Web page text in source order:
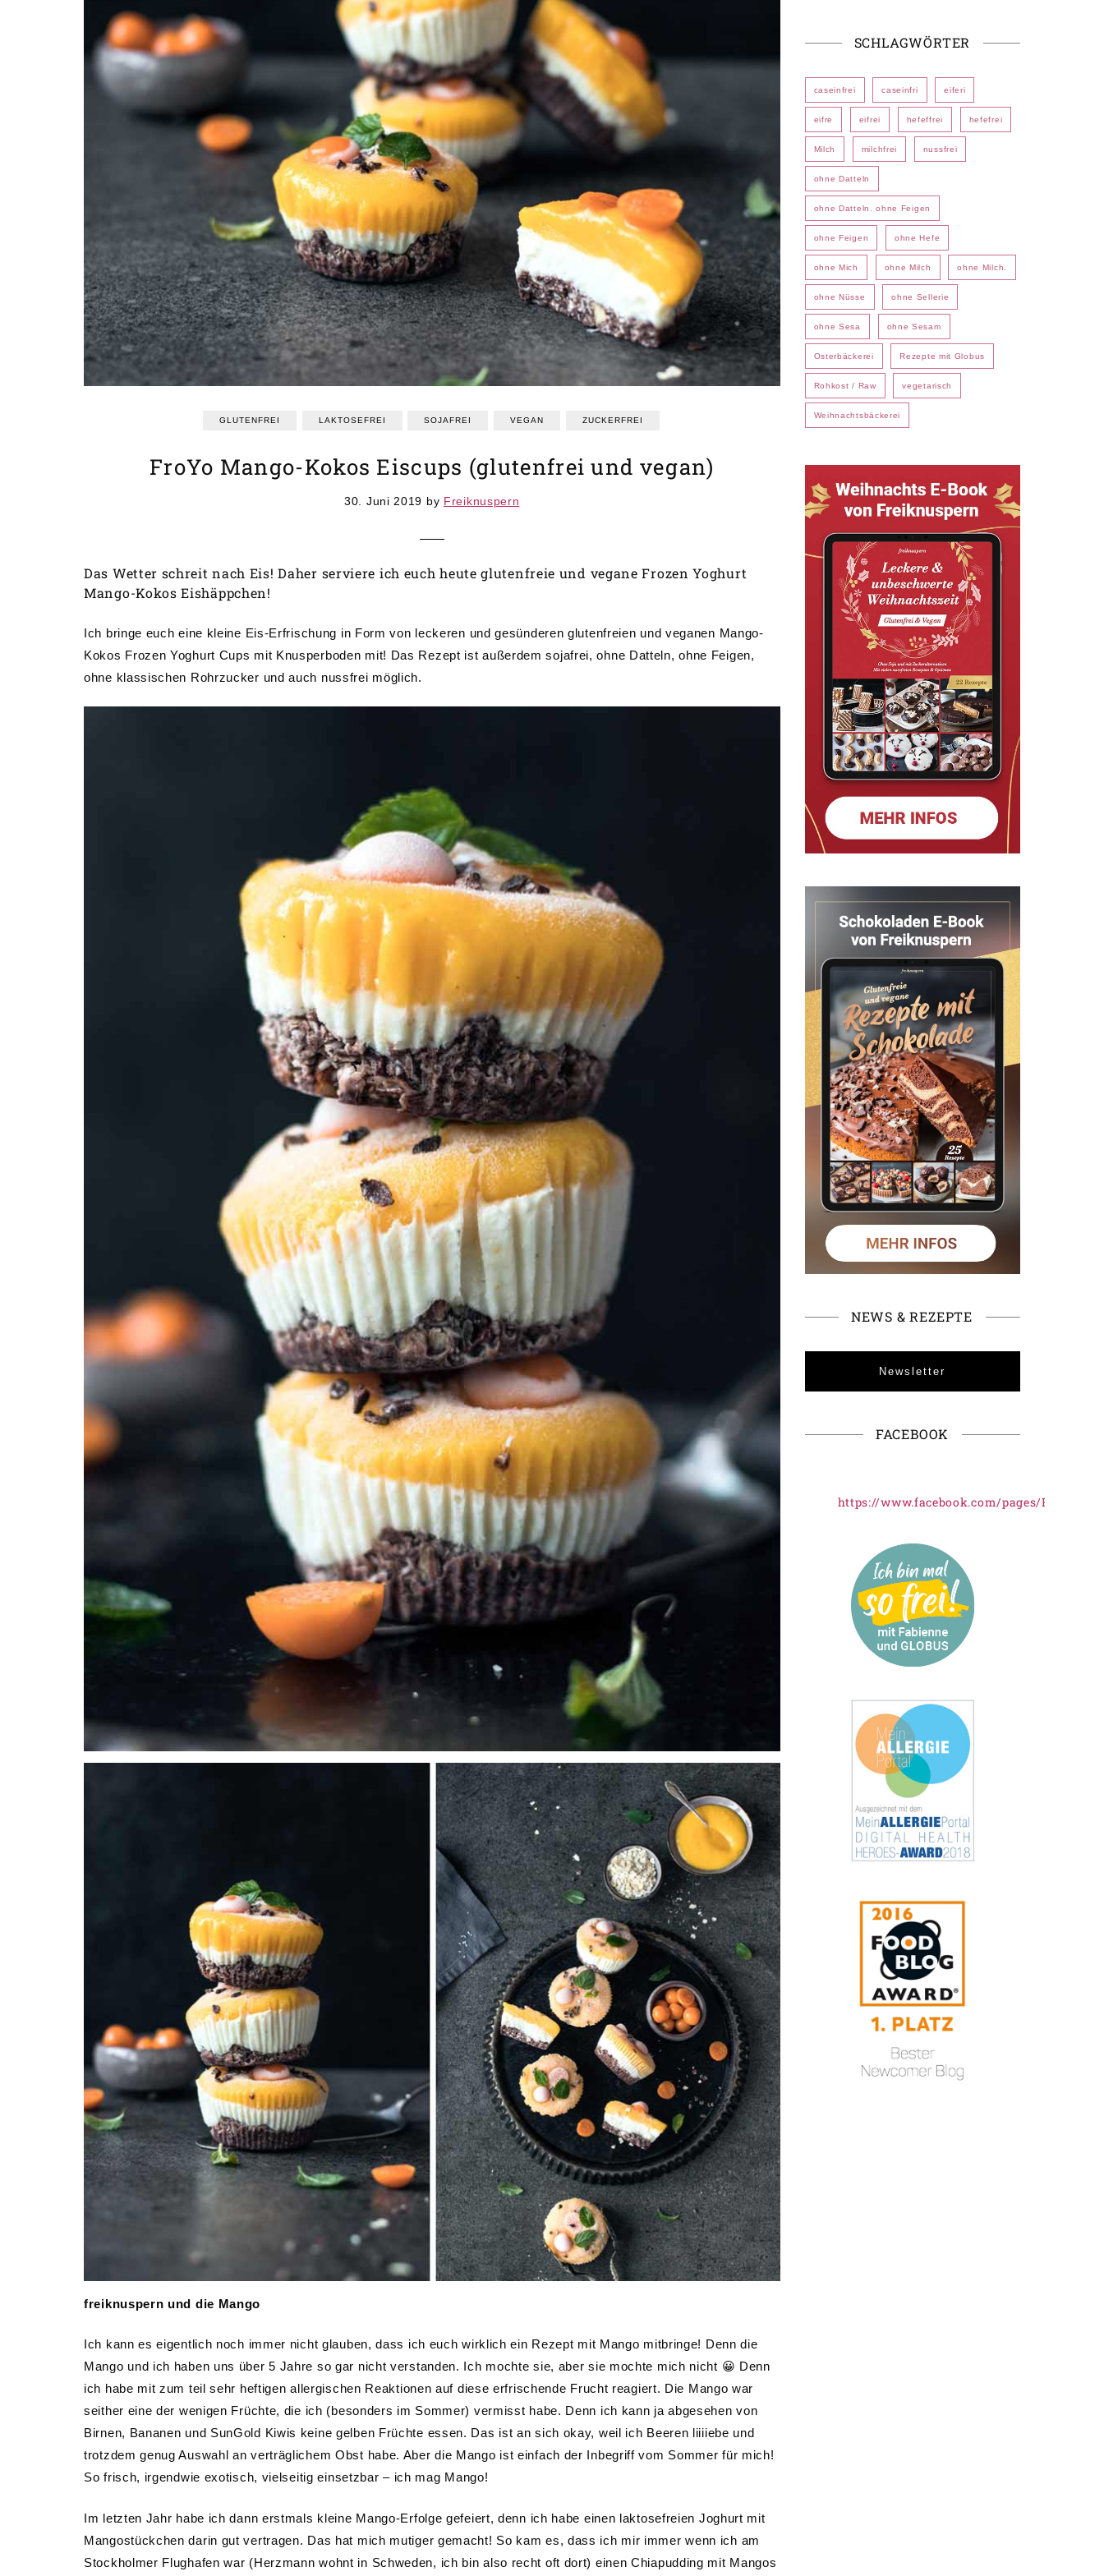
GLUTENFREI LAKTOSEFREI SOJAFREI VEGAN ZUCKERFREI
FroYo Mango-Kokos Eiscups (glutenfrei und vegan)
30. Juni 2019 by Freiknuspern
Das Wetter schreit nach Eis! Daher serviere ich euch heute glutenfreie und vegane Frozen Yoghurt
Mango-Kokos Eishäppchen!
Ich bringe euch eine kleine Eis-Erfrischung in Form von leckeren und gesünderen glutenfreien und veganen Mango-
Kokos Frozen Yoghurt Cups mit Knusperboden mit! Das Rezept ist außerdem sojafrei, ohne Datteln, ohne Feigen,
ohne klassischen Rohrzucker und auch nussfrei möglich.
freiknuspern und die Mango
Ich kann es eigentlich noch immer nicht glauben, dass ich euch wirklich ein Rezept mit Mango mitbringe! Denn die
Mango und ich haben uns über 5 Jahre so gar nicht verstanden. Ich mochte sie, aber sie mochte mich nicht 😀 Denn
ich habe mit zum teil sehr heftigen allergischen Reaktionen auf diese erfrischende Frucht reagiert. Die Mango war
seither eine der wenigen Früchte, die ich (besonders im Sommer) vermisst habe. Denn ich kann ja abgesehen von
Birnen, Bananen und SunGold Kiwis keine gelben Früchte essen. Das ist an sich okay, weil ich Beeren liiiiebe und
trotzdem genug Auswahl an verträglichem Obst habe. Aber die Mango ist einfach der Inbegriff vom Sommer für mich!
So frisch, irgendwie exotisch, vielseitig einsetzbar – ich mag Mango!
Im letzten Jahr habe ich dann erstmals kleine Mango-Erfolge gefeiert, denn ich habe einen laktosefreien Joghurt mit
Mangostückchen darin gut vertragen. Das hat mich mutiger gemacht! So kam es, dass ich mir immer wenn ich am
Stockholmer Flughafen war (Herzmann wohnt in Schweden, ich bin also recht oft dort) einen Chiapudding mit Mangos
SCHLAGWÖRTER
caseinfrei caseinfri eiferi
eifre eifrei hefeffrei hefefrei
Milch milchfrei nussfrei
ohne Datteln
ohne Datteln. ohne Feigen
ohne Feigen ohne Hefe
ohne Mich ohne Milch ohne Milch.
ohne Nüsse ohne Sellerie
ohne Sesa ohne Sesam
Osterbäckerei Rezepte mit Globus
Rohkost / Raw vegetarisch
Weihnachtsbäckerei
NEWS & REZEPTE
Newsletter
FACEBOOK
https://www.facebook.com/pages/